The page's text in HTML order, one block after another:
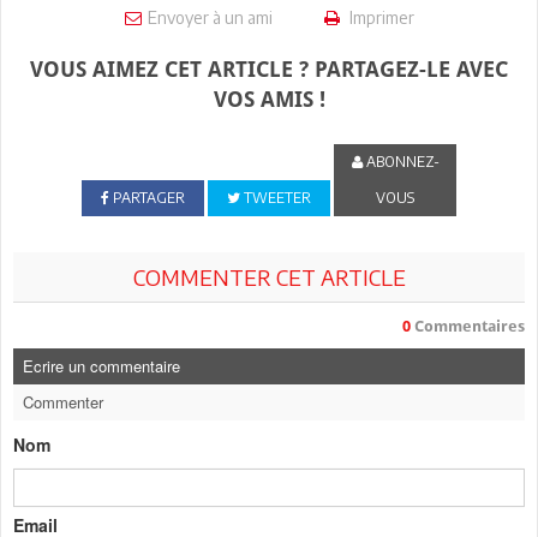
Envoyer à un ami Imprimer
VOUS AIMEZ CET ARTICLE ? PARTAGEZ-LE AVEC
VOS AMIS !
PARTAGER TWEETER
ABONNEZ-
VOUS
COMMENTER CET ARTICLE
0 Commentaires
Ecrire un commentaire
Commenter
Nom
Email